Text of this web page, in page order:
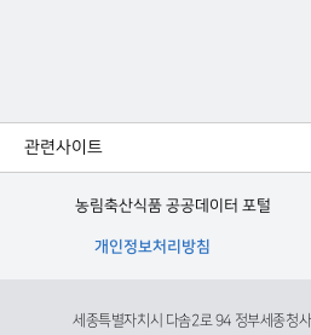
농림축산식품 공공데이터 포털
개인정보처리방침
관련사이트
세종특별자치시 다솜2로 94 정부세종청